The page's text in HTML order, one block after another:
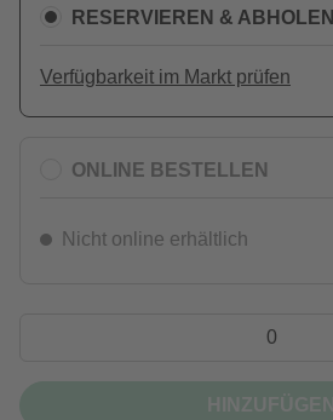
RESERVIEREN & ABHOLEN
Verfügbarkeit im Markt prüfen
ONLINE BESTELLEN
Nicht online erhältlich